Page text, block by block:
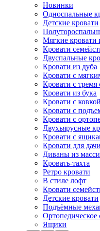
Новинки
Односпальные
Детские кровати
Мягкие кровати
Кровати
Двуспальные
Кровати из дуба
Кровати с
Кровати с тремя
Кровати из бука
Кровати с ковкой
Кровати с
Кровати с
Двухъярусные
Кровати с
Кровати для дачи
Диваны из
Кровать-тахта
Ретро кровати
В стиле лофт
Кровати
Детские кровати
Подъёмные
Ортопедическое
Ящики